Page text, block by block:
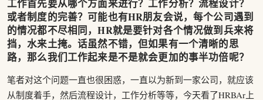
工作首先要从哪个方面来进行？工作分析？流程设计？
或者制度的完善？可能也有HR朋友会说，每个公司遇到
的情况都不尽相同，HR就是要针对各个情况做到兵来将
挡，水来土掩。话虽然不错，但如果有一个清晰的思
路，那么我们工作起来是不是就会更加的事半功倍呢？
笔者对这个问题一直也很困惑，一直以为新到一家公司，就应该
从制度着手，然后流程设计，工作分析等等，今天看了HRBAr上